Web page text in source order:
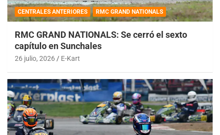
CENTRALES ANTERIORES RMC GRAND NATIONALS
RMC GRAND NATIONALS: Se cerró el sexto
capítulo en Sunchales
26 julio, 2026 E-Kart